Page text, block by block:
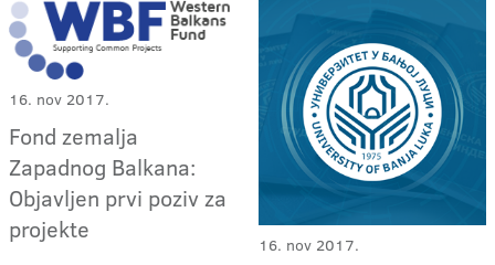
16. nov 2017.
Fond zemalja
Zapadnog Balkana:
Objavljen prvi poziv za
projekte
16. nov 2017.